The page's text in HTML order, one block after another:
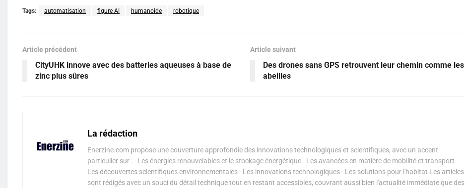
Tags: automatisation figure AI humanoide robotique
Article précédent
CityUHK innove avec des batteries aqueuses à base de
zinc plus sûres
Article suivant
Des drones sans GPS retrouvent leur chemin comme les
abeilles
La rédaction
Enerzine.com propose une couverture approfondie des innovations technologiques et scientifiques, avec un accent
particulier sur : - Les énergies renouvelables et le stockage énergétique - Les avancées en matière de mobilité et transport -
Les découvertes scientifiques environnementales - Les innovations technologiques - Les solutions pour l'habitat Les articles
sont rédigés avec un souci du détail technique tout en restant accessibles, couvrant aussi bien l'actualité immédiate que des